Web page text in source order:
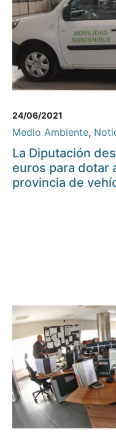
24/06/2021
Medio Ambiente,
La Diputación
euros para dotar
provincia de